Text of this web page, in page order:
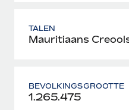
TALEN
Mauritiaans
BEVOLKINGSGROOTTE
1.265.475